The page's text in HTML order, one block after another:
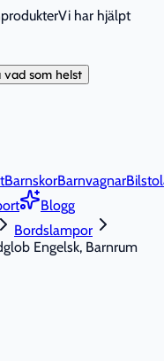
Vi har hjälpt
vad som helst
BarnskorBarnvagnar
Blogg
Bordslampor
Engelsk, Barnrum